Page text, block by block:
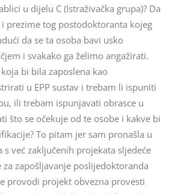
u dijelu C (Istraživačka grupa)? Da
prezime tog postodoktoranta kojeg
da se ta osoba bavi usko
i svakako ga želimo angažirati.
bi bila zaposlena kao
u EPP sustav i trebam li ispuniti
ili trebam ispunjavati obrasce u
što se očekuje od te osobe i kakve bi
To pitam jer sam pronašla u
već zaključenih projekata sljedeće
za zapošljavanje poslijedoktoranda
provodi projekt obvezna provesti